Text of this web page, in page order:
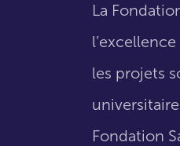
La
les projets
Fondation